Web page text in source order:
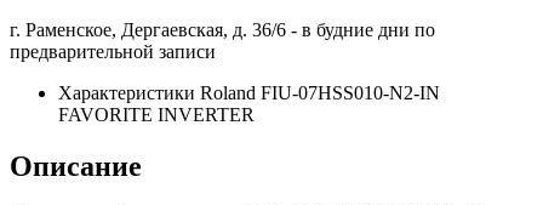
г. Раменское, Дергаевская, д. 36/6 - в будние дни по
предварительной записи
Характеристики Roland FIU-07HSS010-N2-IN
FAVORITE INVERTER
Описание